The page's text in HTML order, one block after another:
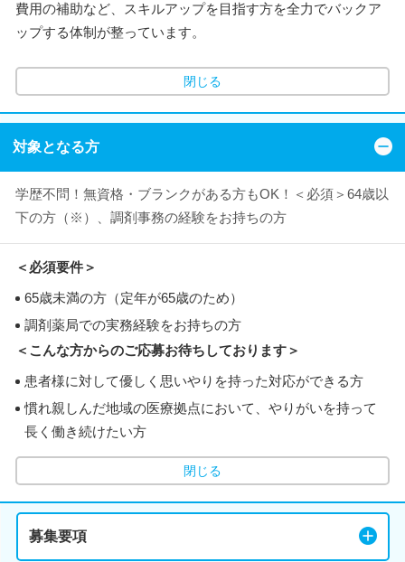
費用の補助など、スキルアップを目指す方を全力でバックア
ップする体制が整っています。
閉じる
対象となる方
学歴不問！無資格・ブランクがある方もOK！＜必須＞64歳以
下の方（※）、調剤事務の経験をお持ちの方
＜必須要件＞
65歳未満の方（定年が65歳のため）
調剤薬局での実務経験をお持ちの方
＜こんな方からのご応募お待ちしております＞
患者様に対して優しく思いやりを持った対応ができる方
慣れ親しんだ地域の医療拠点において、やりがいを持って
長く働き続けたい方
閉じる
募集要項